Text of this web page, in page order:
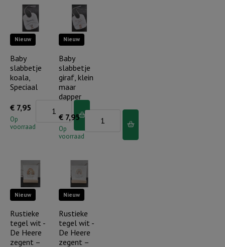
bent
geliefd
gemaakt
aantal
Nieuw
Baby
slabbetje
koala,
Speciaal
€ 7,95
Op
voorraad
slabbetje
aantal
Nieuw
Baby
slabbetje
giraf, klein
maar
dapper
€ 7,95
Op
voorraad
Baby
slabbetje
dapper
Nieuw
Rustieke
tegel wit -
De Heere
zegent –
Nieuw
Rustieke
tegel wit -
De Heere
zegent –